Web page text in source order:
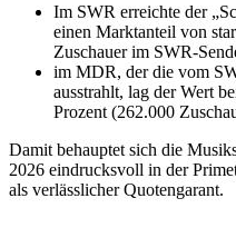
Im SWR erreichte der
einen Marktanteil von
Zuschauer im SWR-
im MDR, der die vom
ausstrahlt, lag der Wert
Prozent (262.000
Damit behauptet sich die
2026 eindrucksvoll in der
als verlässlicher Quotengarant.